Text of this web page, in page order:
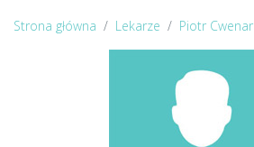
Strona główna Lekarze Piotr Cwenar